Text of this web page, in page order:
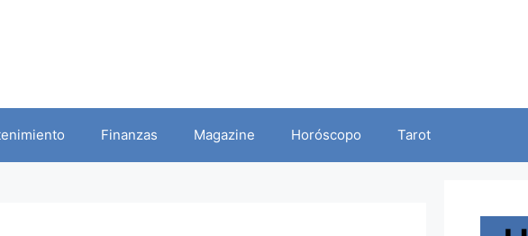
Finanzas Magazine Horóscopo Tarot